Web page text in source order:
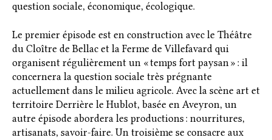
question sociale, économique, écologique.
Le premier épisode est en construction avec le Théâtre
du Cloître de Bellac et la Ferme de Villefavard qui
organisent régulièrement un « temps fort paysan » : il
concernera la question sociale très prégnante
actuellement dans le milieu agricole. Avec la scène art et
territoire Derrière le Hublot, basée en Aveyron, un
autre épisode abordera les productions : nourritures,
artisanats, savoir-faire. Un troisième se consacre aux